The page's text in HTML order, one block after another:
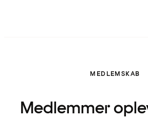
MEDLEMSKAB
Medlemmer